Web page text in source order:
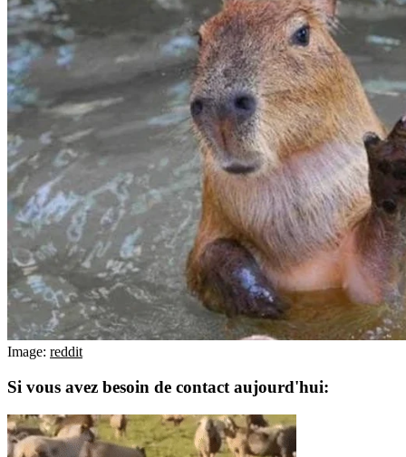
Image: reddit
Si vous avez besoin de contact aujourd'hui: